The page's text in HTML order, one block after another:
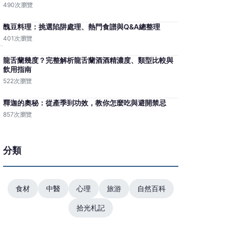
490次瀏覽
醜豆料理：挑選陷阱處理、熱門食譜與Q&A總整理
401次瀏覽
龍舌蘭幾度？完整解析龍舌蘭酒酒精濃度、類型比較與
飲用指南
522次瀏覽
釋迦的奧秘：從產季到功效，教你怎麼吃與避開禁忌
857次瀏覽
分類
食材 中醫 心理 旅游 自然百科
拾光札記